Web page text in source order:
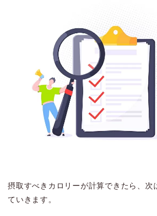
摂取すべきカロリーが計算できたら、次
ていきます。